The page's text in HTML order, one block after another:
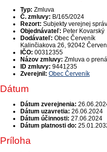
Typ: Zmluva
Č. zmluvy: B/165/2024
Rezort: Subjekty verejnej
Objednávateľ: Peter Kovarský
Dodávateľ: Obec Červeník
Kalinčiakova 26, 92042
IČO: 00312355
Názov zmluvy: Zmluva o
ID zmluvy: 9441235
Zverejnil: Obec Červeník
Dátum
Dátum zverejnenia:
Dátum uzavretia: 26.06.2024
Dátum účinnosti: 27.06.2024
Dátum platnosti do:
Príloha